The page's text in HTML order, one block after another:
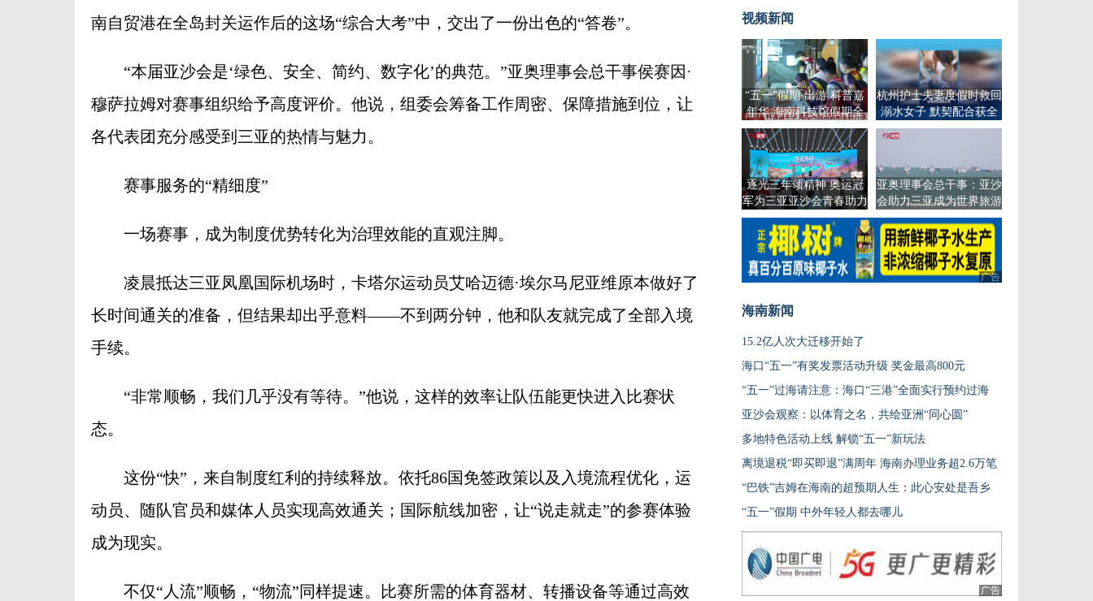
南自贸港在全岛封关运作后的这场“综合大考”中，交出了一份出色的“答卷”。
“本届亚沙会是‘绿色、安全、简约、数字化’的典范。”亚奥理事会总干事侯赛因·
穆萨拉姆对赛事组织给予高度评价。他说，组委会筹备工作周密、保障措施到位，让
各代表团充分感受到三亚的热情与魅力。
赛事服务的“精细度”
一场赛事，成为制度优势转化为治理效能的直观注脚。
凌晨抵达三亚凤凰国际机场时，卡塔尔运动员艾哈迈德·埃尔马尼亚维原本做好了
长时间通关的准备，但结果却出乎意料——不到两分钟，他和队友就完成了全部入境
手续。
“非常顺畅，我们几乎没有等待。”他说，这样的效率让队伍能更快进入比赛状
态。
这份“快”，来自制度红利的持续释放。依托86国免签政策以及入境流程优化，运
动员、随队官员和媒体人员实现高效通关；国际航线加密，让“说走就走”的参赛体验
成为现实。
不仅“人流”顺畅，“物流”同样提速。比赛所需的体育器材、转播设备等通过高效
视频新闻
“五一”假期·出游 科普嘉
年华 海南科技馆假期全
新升级
杭州护士夫妻度假时救回
溺水女子 默契配合获全
网点赞
逐光三年颂精神 奥运冠
军为三亚亚沙会青春助力
亚奥理事会总干事：亚沙
会助力三亚成为世界旅游
目的地
广告
海南新闻
15.2亿人次大迁移开始了
海口“五一”有奖发票活动升级 奖金最高800元
“五一”过海请注意：海口“三港”全面实行预约过海
亚沙会观察：以体育之名，共绘亚洲“同心圆”
多地特色活动上线 解锁“五一”新玩法
离境退税“即买即退”满周年 海南办理业务超2.6万笔
“巴铁”吉姆在海南的超预期人生：此心安处是吾乡
“五一”假期 中外年轻人都去哪儿
广告